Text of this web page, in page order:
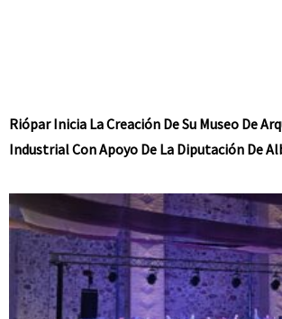
Riópar Inicia La Creación De Su Museo De
Industrial Con Apoyo De La Diputación De